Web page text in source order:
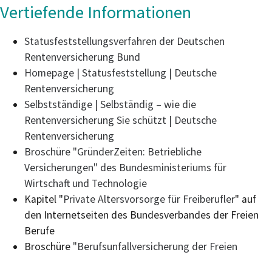
Vertiefende Informationen
Statusfeststellungsverfahren der Deutschen
Rentenversicherung Bund
Homepage | Statusfeststellung | Deutsche
Rentenversicherung
Selbstständige | Selbständig – wie die
Rentenversicherung Sie schützt | Deutsche
Rentenversicherung
Broschüre "GründerZeiten: Betriebliche
Versicherungen" des Bundesministeriums für
Wirtschaft und Technologie
Kapitel "Private Altersvorsorge für Freiberufler" auf
den Internetseiten des Bundesverbandes der Freien
Berufe
Broschüre "Berufsunfallversicherung der Freien